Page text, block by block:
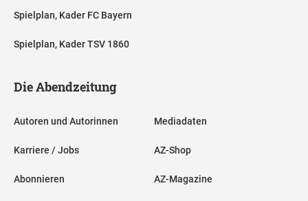
Spielplan, Kader FC Bayern
Spielplan, Kader TSV 1860
Die Abendzeitung
Autoren und Autorinnen
Karriere / Jobs
Abonnieren
Mediadaten
AZ-Shop
AZ-Magazine